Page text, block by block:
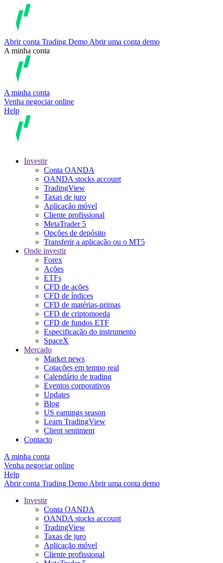
Abrir conta Trading Demo Abrir uma conta demo
A minha conta
A minha conta
Venha negociar online
Help
Investir
Conta OANDA
OANDA stocks account
TradingView
Taxas de juro
Aplicação móvel
Cliente profissional
MetaTrader 5
Opções de depósito
Transferir a aplicação ou o MT5
Onde investir
Forex
Ações
ETFs
CFD de ações
CFD de índices
CFD de matérias-primas
CFD de criptomoeda
CFD de fundos ETF
Especificação do instrumento
SpaceX
Mercado
Market news
Cotações em tempo real
Calendário de trading
Eventos corporativos
Updates
Blog
US earnings season
Learn TradingView
Client sentiment
Contacto
A minha conta
Venha negociar online
Help
Abrir conta Trading Demo Abrir uma conta demo
Investir
Conta OANDA
OANDA stocks account
TradingView
Taxas de juro
Aplicação móvel
Cliente profissional